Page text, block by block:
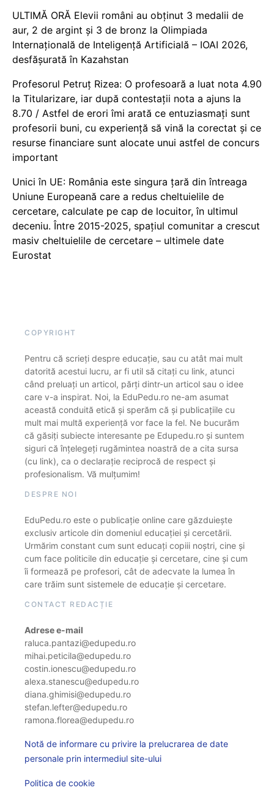
ULTIMĂ ORĂ Elevii români au obținut 3 medalii de
aur, 2 de argint și 3 de bronz la Olimpiada
Internațională de Inteligență Artificială – IOAI 2026,
desfășurată în Kazahstan
Profesorul Petruț Rizea: O profesoară a luat nota 4.90
la Titularizare, iar după contestații nota a ajuns la
8.70 / Astfel de erori îmi arată ce entuziasmați sunt
profesorii buni, cu experiență să vină la corectat și ce
resurse financiare sunt alocate unui astfel de concurs
important
Unici în UE: România este singura țară din întreaga
Uniune Europeană care a redus cheltuielile de
cercetare, calculate pe cap de locuitor, în ultimul
deceniu. Între 2015-2025, spațiul comunitar a crescut
masiv cheltuielile de cercetare – ultimele date
Eurostat
COPYRIGHT
Pentru că scrieți despre educație, sau cu atât mai mult
datorită acestui lucru, ar fi util să citați cu link, atunci
când preluați un articol, părți dintr-un articol sau o idee
care v-a inspirat. Noi, la EduPedu.ro ne-am asumat
această conduită etică și sperăm că și publicațiile cu
mult mai multă experiență vor face la fel. Ne bucurăm
că găsiți subiecte interesante pe Edupedu.ro și suntem
siguri că înțelegeți rugămintea noastră de a cita sursa
(cu link), ca o declarație reciprocă de respect și
profesionalism. Vă mulțumim!
DESPRE NOI
EduPedu.ro este o publicație online care găzduiește
exclusiv articole din domeniul educației și cercetării.
Urmărim constant cum sunt educați copiii noștri, cine și
cum face politicile din educație și cercetare, cine și cum
îi formează pe profesori, cât de adecvate la lumea în
care trăim sunt sistemele de educație și cercetare.
CONTACT REDACȚIE
Adrese e-mail
raluca.pantazi@edupedu.ro
mihai.peticila@edupedu.ro
costin.ionescu@edupedu.ro
alexa.stanescu@edupedu.ro
diana.ghimisi@edupedu.ro
stefan.lefter@edupedu.ro
ramona.florea@edupedu.ro
Notă de informare cu privire la prelucrarea de date
personale prin intermediul site-ului
Politica de cookie